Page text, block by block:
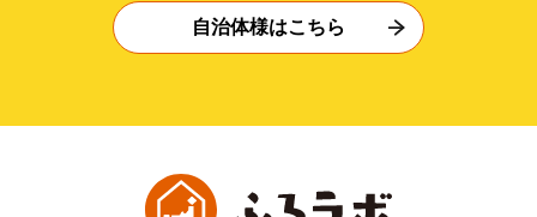
自治体様はこちら